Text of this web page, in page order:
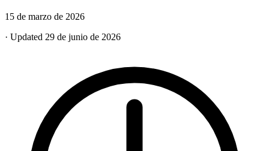
15 de marzo de 2026
· Updated 29 de junio de 2026